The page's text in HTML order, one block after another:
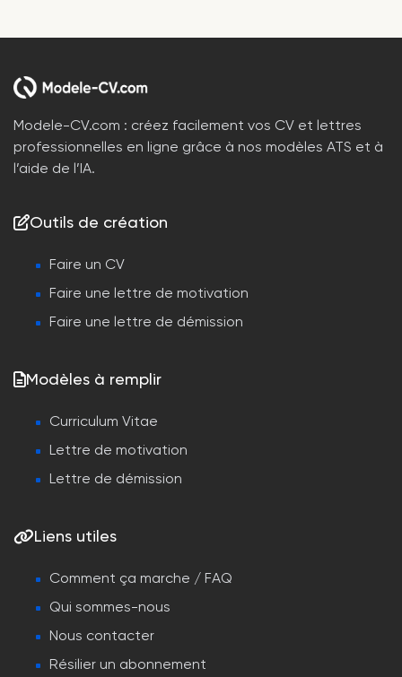
Modele-CV.com : créez facilement vos CV et lettres
professionnelles en ligne grâce à nos modèles ATS et à
l’aide de l’IA.
Outils de création
Faire un CV
Faire une lettre de motivation
Faire une lettre de démission
Modèles à remplir
Curriculum Vitae
Lettre de motivation
Lettre de démission
Liens utiles
Comment ça marche / FAQ
Qui sommes-nous
Nous contacter
Résilier un abonnement